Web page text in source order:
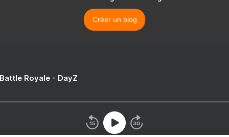
Créer un blog
Royale - DayZ